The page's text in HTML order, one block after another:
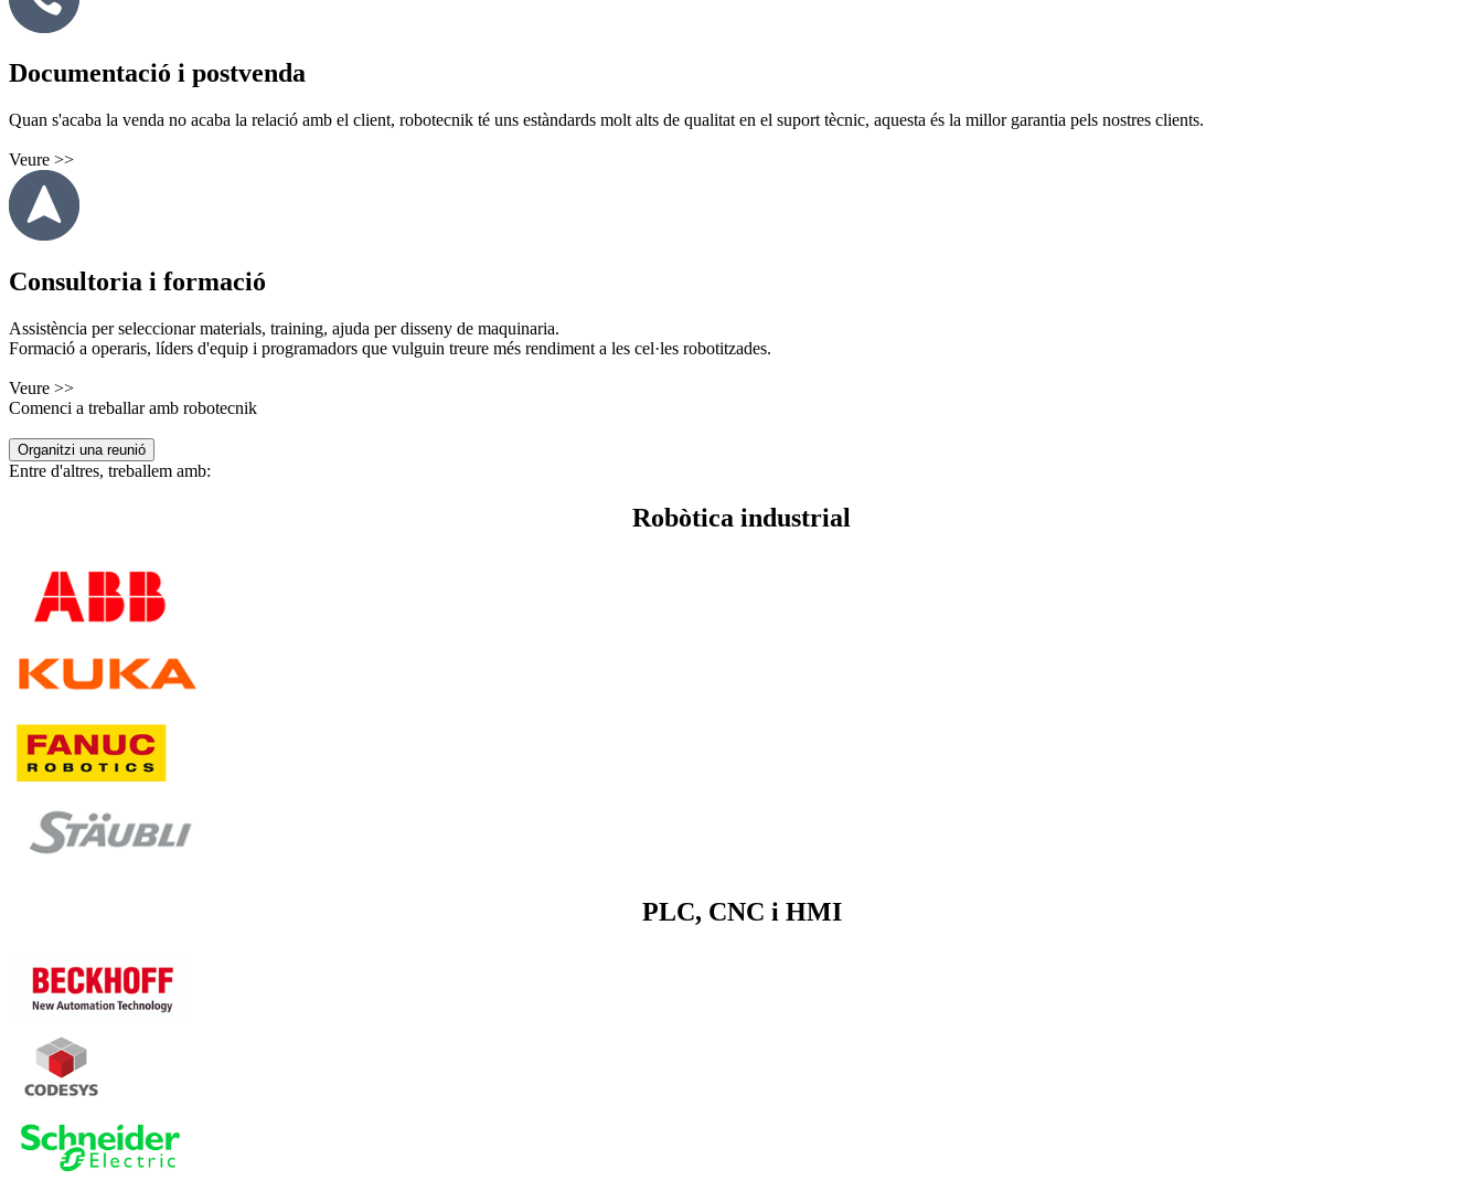
Documentació i postvenda
Quan s'acaba la venda no acaba la relació amb el client, robotecnik té uns estàndards molt alts de qualitat en el suport tècnic, aquesta és la millor garantia pels nostres clients.
Veure >>
Consultoria i formació
Assistència per seleccionar materials, training, ajuda per disseny de maquinaria.
Formació a operaris, líders d'equip i programadors que vulguin treure més rendiment a les cel·les robotitzades.
Veure >>
Comenci a treballar amb robotecnik
Organitzi una reunió
Entre d'altres, treballem amb:
Robòtica industrial
PLC, CNC i HMI